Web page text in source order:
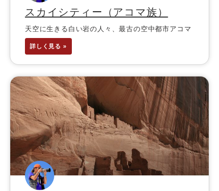
スカイシティー（アコマ族）
天空に生きる白い岩の人々、最古の空中都市アコマ
詳しく見る »